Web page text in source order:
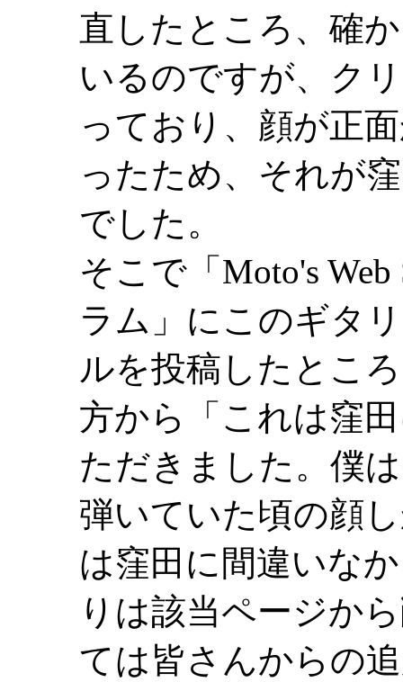
直したところ、確
いるのですが、ク
っており、顔が正
ったため、それが
でした。
そこで「Moto's
ラム」にこのギタ
ルを投稿したとこ
方から「これは窪
ただきました。僕
弾いていた頃の顔
は窪田に間違いな
りは該当ページか
ては皆さんからの